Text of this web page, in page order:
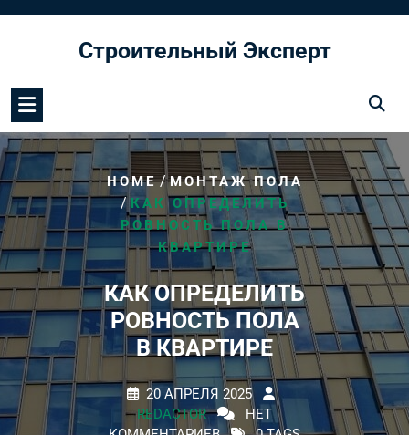
содержимомуСтроительный Эксперт
HOME/МОНТАЖ ПОЛА
/ КАК ОПРЕДЕЛИТЬ
РОВНОСТЬ ПОЛА В
КВАРТИРЕ
КАК ОПРЕДЕЛИТЬ
РОВНОСТЬ ПОЛА
В КВАРТИРЕ
20 АПРЕЛЯ 2025
REDACTOR
НЕТ